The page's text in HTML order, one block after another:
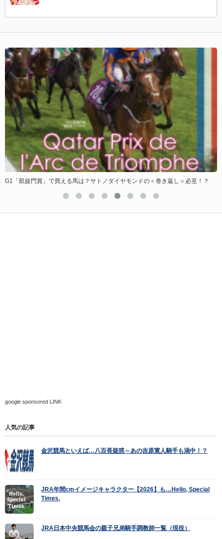
G1「凱旋門賞」で買える馬は？サトノダイヤモンドの＜巻き返し＞必至！？
google sponsored LINK
人気の記事
金沢競馬といえば…八百長疑惑～あの吉原寛人騎手も渦中！？
JRA年間cmイメージキャラクター【2026】も…Hello, Special
Times.
JRA日本中央競馬会の親子兄弟騎手調教師一覧（現役）